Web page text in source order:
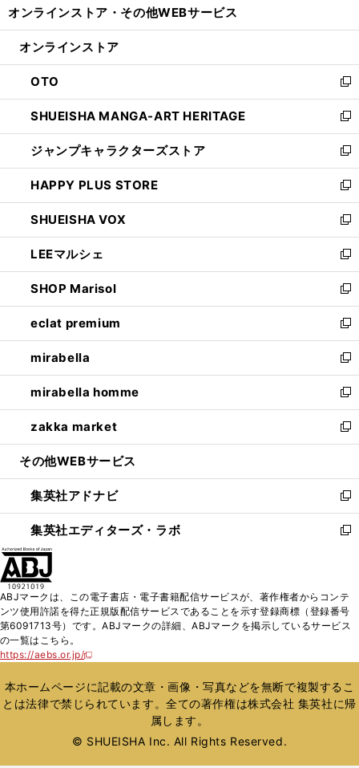
開
ン
ウ
で
開
く
ウ
ン
ド
ウ
で
開
く
オンラインストア・ その他WEBサービス
オンラインストア
OTO
新
し
い
ウ
ィ
ン
ド
ウ
で
開
く
SHUEISHA MANGA-ART HERITAGE
新
し
い
ウ
ィ
ン
ド
ウ
で
開
く
ジャンプキャラクターズストア
新
し
い
ウ
ィ
ン
ド
ウ
で
開
く
HAPPY PLUS STORE
新
し
い
ウ
ィ
ン
ド
ウ
で
開
く
SHUEISHA VOX
新
し
い
ウ
ィ
ン
ド
ウ
で
開
く
LEEマルシェ
新
し
い
ウ
ィ
ン
ド
ウ
で
開
く
SHOP Marisol
新
し
い
ウ
ィ
ン
ド
ウ
で
開
eclat premium
新
し
い
ウ
ィ
ン
ド
ウ
開
く
mirabella
新
し
い
ウ
ィ
ン
ウ
で
開
く
mirabella homme
新
し
い
ウ
ン
ド
ウ
で
zakka market
新
し
ウ
ィ
ン
ド
く
その他WEBサービス
集英社アドナビ
新
し
い
ド
ウ
で
集英社エディターズ・ラボ
新
ィ
ン
ド
開
く
ABJマークは、この電子書店・電子書籍配信サービスが、著作権者からコンテ
ンツ使用許諾を得た正規版配信サービスであることを示す登録商標（登録番号
第6091713号）です。ABJマークの詳細、ABJマークを掲示しているサービス
の一覧はこちら。
https://aebs.or.jp/
新
い
ウ
ィ
ウ
本ホームページに記載の文章・画像・写真などを無断で複製するこ
とは法律で禁じられています。全ての著作権は株式会社 集英社に帰
属します。
© SHUEISHA Inc. All Rights Reserved.